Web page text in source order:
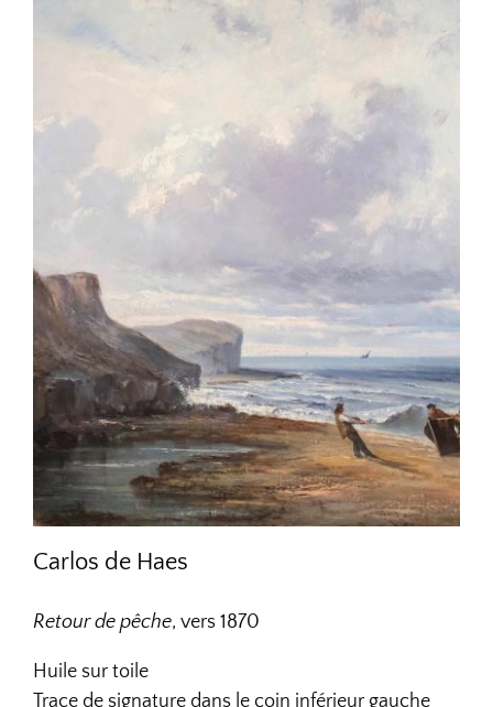
Carlos de Haes
Retour de pêche, vers 1870
Huile sur toile
Trace de signature dans le coin inférieur gauche